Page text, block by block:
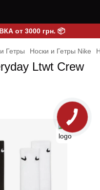
от 3000 грн. 📦
Гетры Носки и Гетры Nike
Ltwt Crew